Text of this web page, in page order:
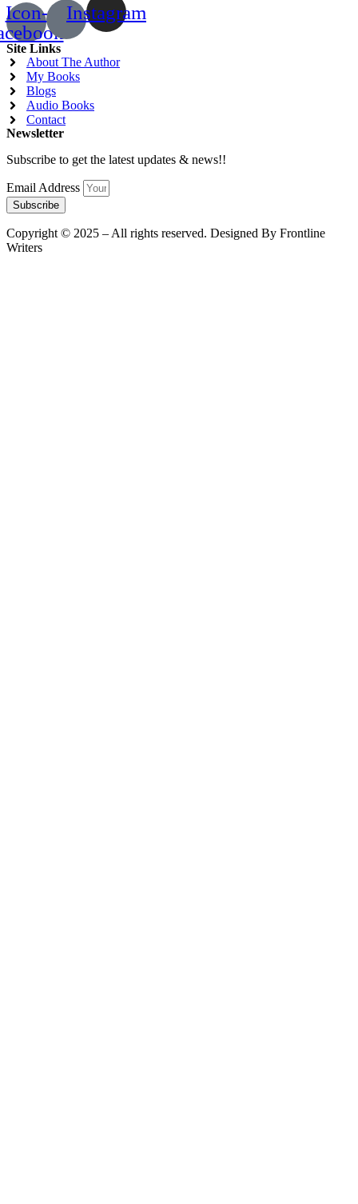
Icon-
Instagram
Site Links
About The Author
My Books
Blogs
Audio Books
Contact
Newsletter
Subscribe to get the latest updates & news!!
Email Address
Subscribe
Copyright © 2025 – All rights reserved. Designed By Frontline
Writers